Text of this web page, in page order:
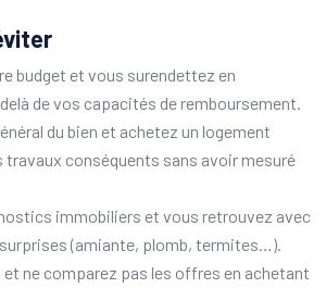
budget et vous surendettez en
de vos capacités de remboursement.
du bien et achetez un logement
travaux conséquents sans avoir mesuré
immobiliers et vous retrouvez avec
(amiante, plomb, termites…).
ne comparez pas les offres en achetant